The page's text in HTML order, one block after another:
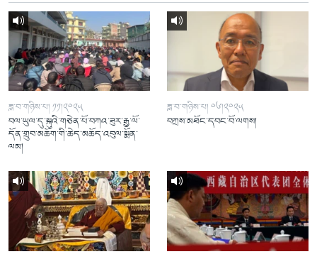
ཟླ་བ་གཉིས་པ། ༡༡།༢༠༢༥
བལ་ཡུལ་དུ་སྐུའི་གཅེན་པོ་བཀའ་ཟུར་རྒྱ་ལོ་
དོན་གྲུབ་མཆོག་གི་ཆེད་མཆོད་འབུལ་སྨོན་
ལམ།
ཟླ་བ་གཉིས་པ། ༠༦།༢༠༢༥
བཀྲས་མཐོང་དབང་བོ་ལགས།